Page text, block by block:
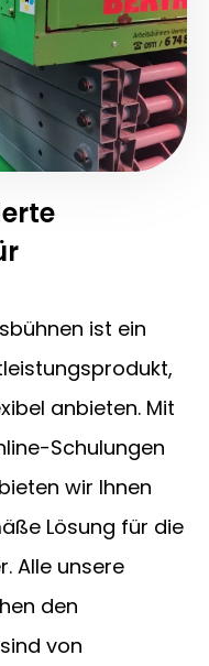
ist ein
anbieten. Mit
Schulungen
wir Ihnen
Lösung für die
Alle unsere
den
von